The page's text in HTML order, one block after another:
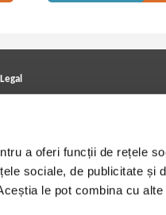
a oferi funcții de rețele
sociale, de publicitate și
le pot combina cu alte
Legal
Utilizare cookie-uri